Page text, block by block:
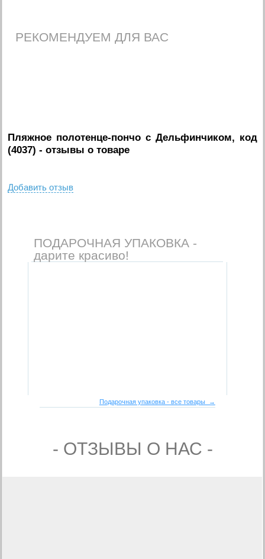
РЕКОМЕНДУЕМ ДЛЯ ВАС
Пляжное полотенце-пончо с Дельфинчиком, код
(4037) - отзывы о товаре
Добавить отзыв
ПОДАРОЧНАЯ УПАКОВКА -
дарите красиво!
Подарочная упаковка - все товары →
- ОТЗЫВЫ О НАС -